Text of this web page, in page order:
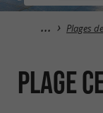
Plages
Plage